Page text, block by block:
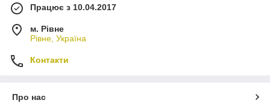
Працює з 10.04.2017
м. Рівне
Рівне, Україна
Контакти
Про нас